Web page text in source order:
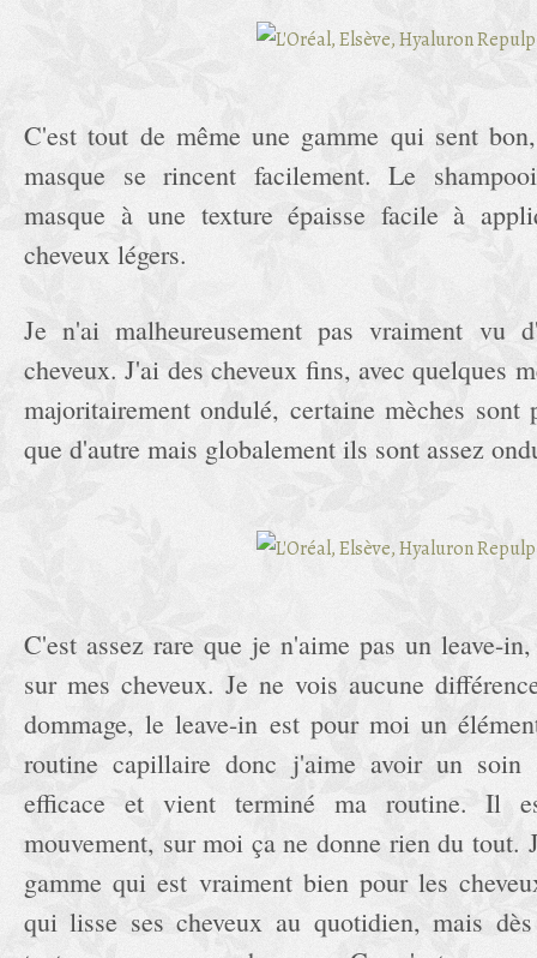
C'est tout de même une gamme qui sent
masque se rincent facilement. Le
masque à une texture épaisse facile à
cheveux légers.
Je n'ai malheureusement pas vraiment vu
cheveux. J'ai des cheveux fins, avec quelques
majoritairement ondulé, certaine mèches
que d'autre mais globalement ils sont assez
C'est assez rare que je n'aime pas un leave-
sur mes cheveux. Je ne vois aucune
dommage, le leave-in est pour moi un
routine capillaire donc j'aime avoir un soin
efficace et vient terminé ma routine. Il
mouvement, sur moi ça ne donne rien du tout.
gamme qui est vraiment bien pour les
qui lisse ses cheveux au quotidien, mais